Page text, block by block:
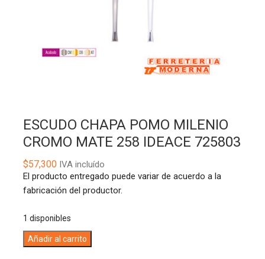
ESCUDO CHAPA POMO MILENIO
CROMO MATE 258 IDEACE 725803
$57,300IVA incluído
El producto entregado puede variar de acuerdo a la
fabricación del productor.
1 disponibles
ESCUDO
Añadir al carrito